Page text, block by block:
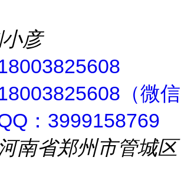
彦
（微信
：3999158769
南省郑州市管城区